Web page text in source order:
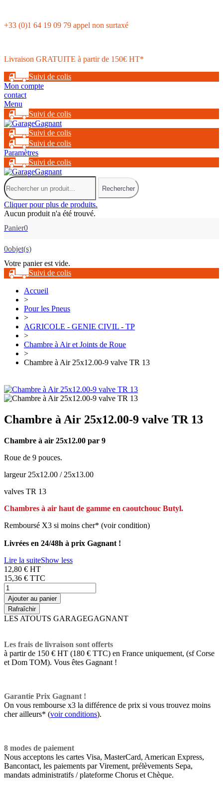
+33 (0)1 64 19 09 79 appel non surtaxé
Livraison GRATUITE à partir de 150€ HT*
Suivi de colis
Mon compte
contact
Menu
Suivi de colis
Suivi de colis
Suivi de colis
Paramètres
Suivi de colis
Rechercher
Cliquer pour plus de produits.
Aucun produit n'a été trouvé.
Panier0
0objet(s)
Votre panier est vide.
Suivi de colis
Accueil
>
Pour les Pneus
>
AGRICOLE - GENIE CIVIL - TP
>
Chambre à Air et Joints de Roue
>
Chambre à Air 25x12.00-9 valve TR 13
Chambre à Air 25x12.00-9 valve TR 13
Chambre à air 25x12.00 par 9
Roue de 9 pouces.
largeur 25x12.00 / 25x13.00
valves TR 13
Chambres à air haut de gamme en caoutchouc Butyl.
Remboursé X3 si moins cher* (voir condition)
Livrées en 24/48h à prix Gagnant !
Lire la suiteShow less
12,80 € HT
15,36 € TTC
Ajouter au panier
LES ATOUTS GARAGEGAGNANT
Les frais de livraison sont offerts
à partir de 150 € HT (180 € TTC) en France uniquement, (sf Corse
et Dom TOM). Vous êtes Gagnant !
Garantie Prix Gagnant !
On vous rembourse x3 la différence de prix si vous trouvez moins
cher ailleurs* (voir conditions).
8 modes de paiement
Nous acceptons les cartes Visa, MasterCard, American Express,
Bancontact, les paiements par Virement, prélèvements Sepa,
mandats administratifs / plateforme Chorus et Chèque.